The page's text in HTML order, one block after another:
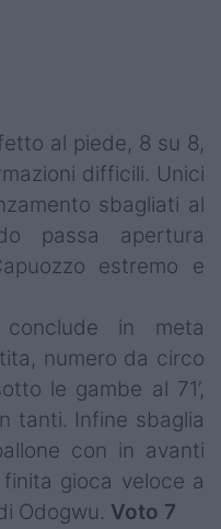
al piede, 8 su 8,
difficili. Unici
sbagliati al
passa apertura
estremo e
in meta
numero da circo
le gambe al 71’,
tanti. Infine sbaglia
con in avanti
finita gioca veloce a
Odogwu. Voto 7